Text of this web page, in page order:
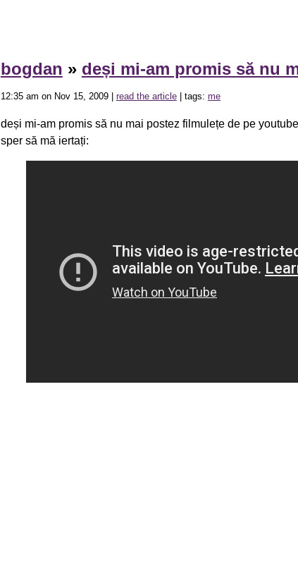
bogdan » deși mi-am promis să nu
12:35 am on Nov 15, 2009 | read the article| tags: me
deși mi-am promis să nu mai postez filmulețe de pe
sper să mă iertați: